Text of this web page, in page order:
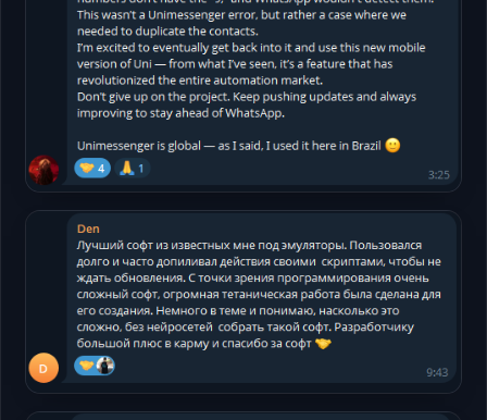
Telegram 打开
Telegram 打开